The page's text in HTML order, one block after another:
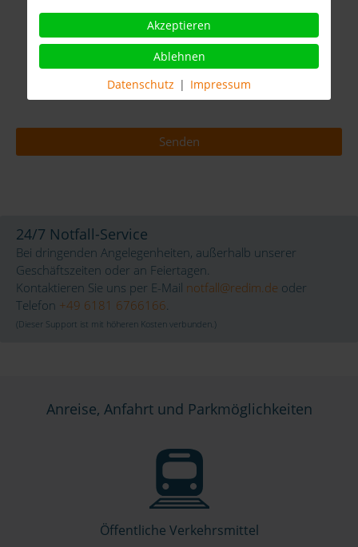
die Angaben zur Beantwortung Ihrer Anfrage verwenden
dürfen. Hier finden Sie unsereDatenschutzerklärung.
Senden
24/7 Notfall-Service
Bei dringenden Angelegenheiten, außerhalb unserer
Geschäftszeiten oder an Feiertagen.
Kontaktieren Sie uns per E-Mail notfall@redim.de oder
Telefon +49 6181 6766166.
(Dieser Support ist mit höheren Kosten verbunden.)
Anreise, Anfahrt und Parkmöglichkeiten
Öffentliche Verkehrsmittel
Akzeptieren
Ablehnen
Datenschutz | Impressum